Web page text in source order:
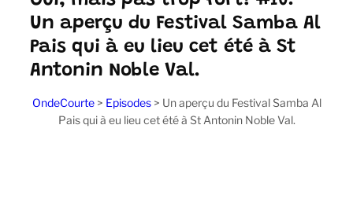
Un aperçu du Festival Samba Al
Pais qui à eu lieu cet été à St
Antonin Noble Val.
OndeCourte> Episodes> Un aperçu du Festival Samba Al
Pais qui à eu lieu cet été à St Antonin Noble Val.